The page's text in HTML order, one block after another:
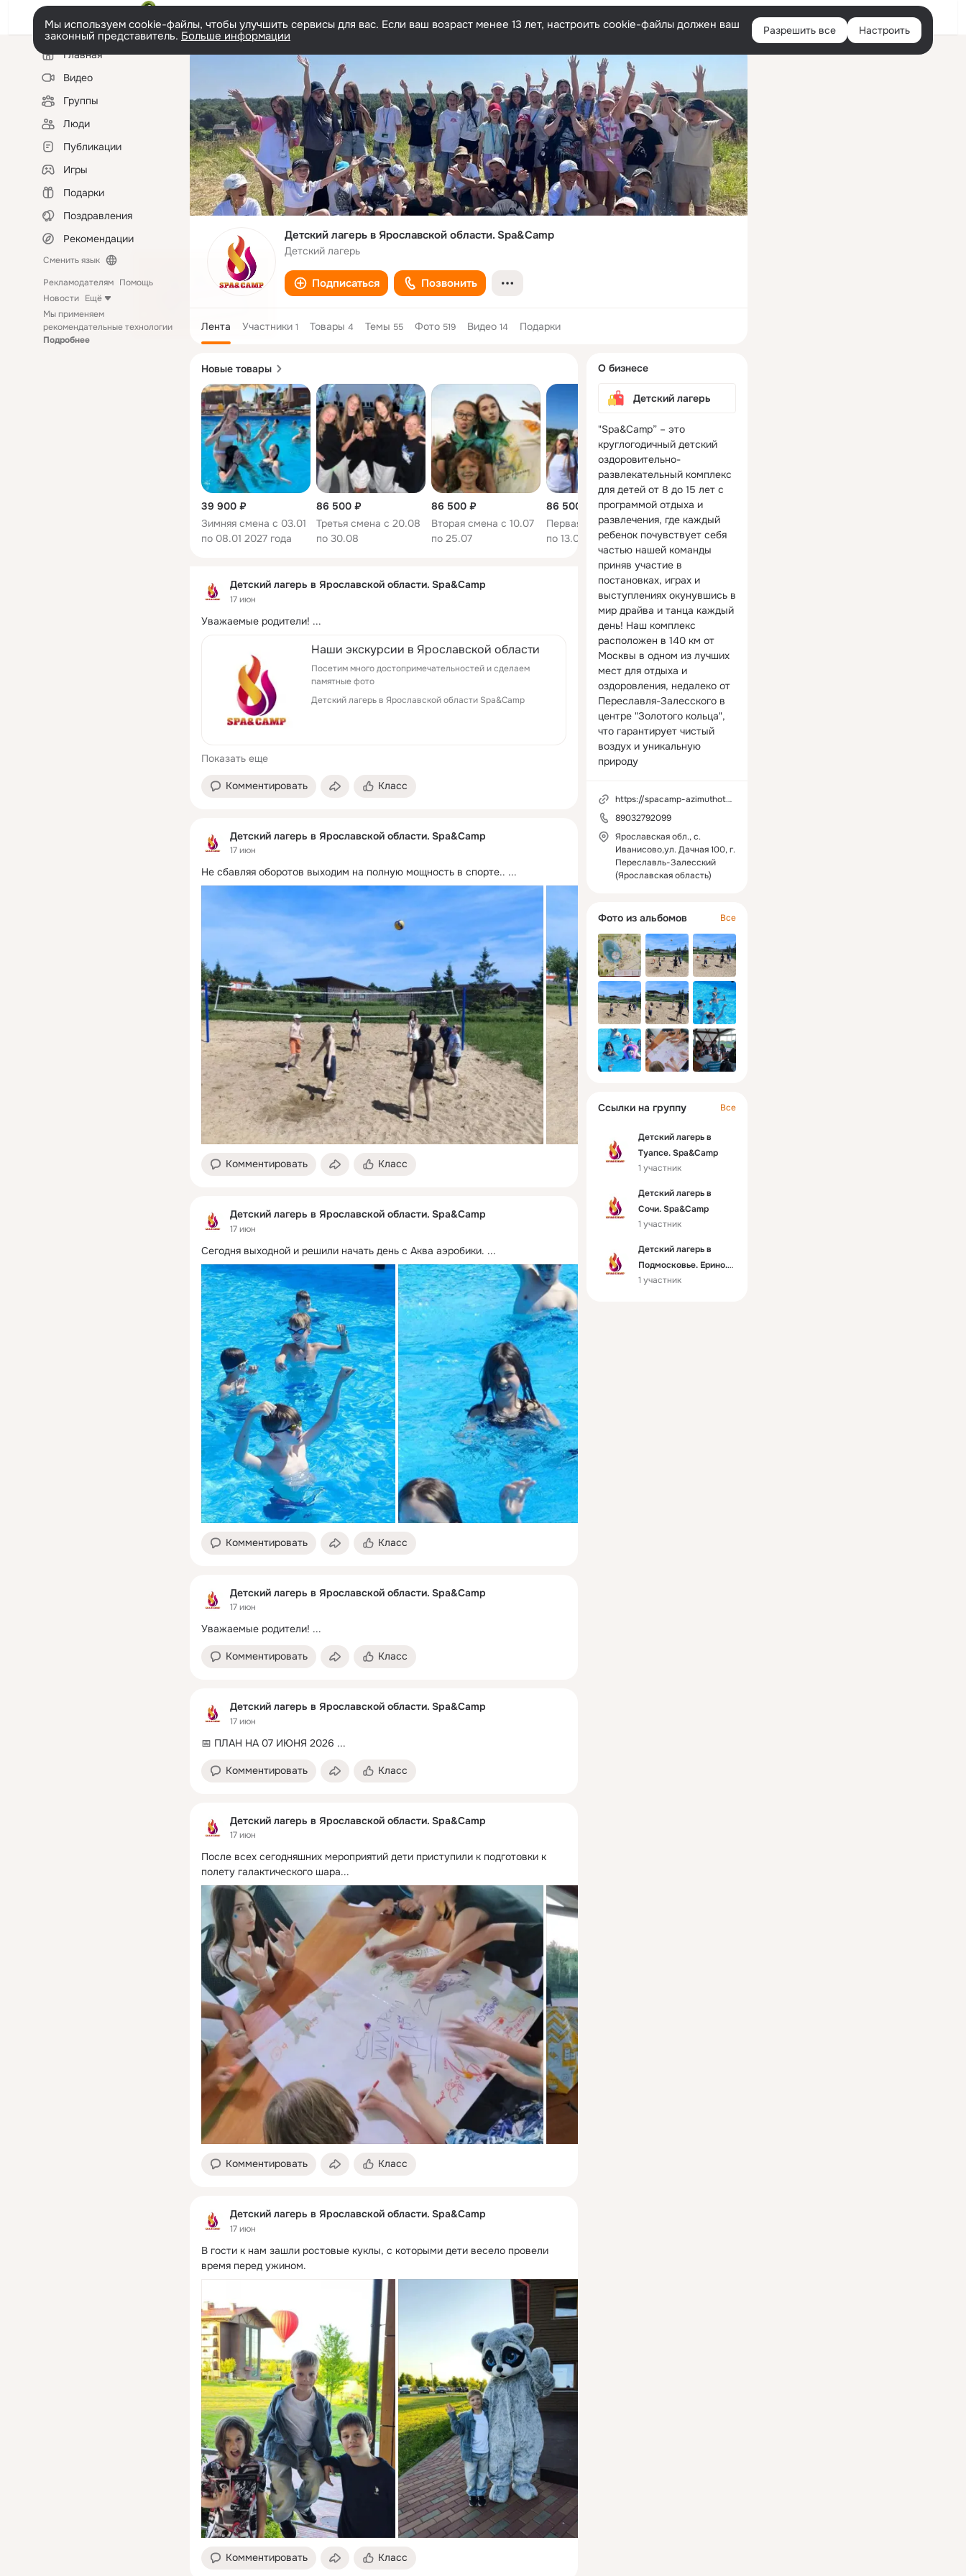
Войти
Мы используем cookie-файлы, чтобы улучшить сервисы для вас. Если ваш возраст менее 13 лет, настроить cookie-файлы должен ваш
законный представитель. Больше информации Разрешить все Настроить
Левая
колонкаГлавная
Видео
Группы
Люди
Публикации
Игры
Подарки
Поздравления
Рекомендации
Сменить язык
Рекламодателям Помощь
Новости Ещё
Мы применяем
рекомендательные технологии
Подробнее
Детский лагерь в Ярославской области. Spa&Camp
Детский лагерь
Подписаться Позвонить
Лента Участники 1 Товары 4 Темы 55 Фото 519 Видео 14 Подарки
Новые товары
39 900 ₽
Зимняя смена с 03.01
по 08.01 2027 года
86 500 ₽
Третья смена с 20.08
по 30.08
86 500 ₽
Вторая смена с 10.07
по 25.07
86 500 ₽
Первая смена с 01.06
по 13.06
Детский лагерь в Ярославской области. Spa&Camp
17 июн
Уважаемые родители! ...
Наши экскурсии в Ярославской области
Посетим много достопримечательностей и сделаем
памятные фото
Детский лагерь в Ярославской области Spa&Camp
Показать еще
Комментировать Класс
Детский лагерь в Ярославской области. Spa&Camp
17 июн
Не сбавляя оборотов выходим на полную мощность в спорте.. ...
Комментировать Класс
Детский лагерь в Ярославской области. Spa&Camp
17 июн
Сегодня выходной и решили начать день с Аква аэробики. ...
Комментировать Класс
Детский лагерь в Ярославской области. Spa&Camp
17 июн
Уважаемые родители! ...
Комментировать Класс
Детский лагерь в Ярославской области. Spa&Camp
17 июн
📅 ПЛАН НА 07 ИЮНЯ 2026 ...
Комментировать Класс
Детский лагерь в Ярославской области. Spa&Camp
17 июн
После всех сегодняшних мероприятий дети приступили к подготовки к
полету галактического шара...
Комментировать Класс
Детский лагерь в Ярославской области. Spa&Camp
17 июн
В гости к нам зашли ростовые куклы, с которыми дети весело провели
время перед ужином.
Комментировать Класс
колонка
О бизнесе
Детский лагерь
"Spa&Camp” – это
круглогодичный детский
оздоровительно-
развлекательный комплекс
для детей от 8 до 15 лет с
программой отдыха и
развлечения, где каждый
ребенок почувствует себя
частью нашей команды
приняв участие в
постановках, играх и
выступлениях окунувшись в
мир драйва и танца каждый
день! Наш комплекс
расположен в 140 км от
Москвы в одном из лучших
мест для отдыха и
оздоровления, недалеко от
Переславля-Залесского в
центре "Золотого кольца",
что гарантирует чистый
воздух и уникальную
природу
https://spacamp-azimuthotel.ru/
89032792099
Ярославская обл., с.
Иванисово,ул. Дачная 100, г.
Переславль-Залесский
(Ярославская область)
Фото из альбомов Все
Ссылки на группу Все
Детский лагерь в
Туапсе. Spa&Camp
1 участник
Детский лагерь в
Сочи. Spa&Camp
1 участник
Детский лагерь в
Подмосковье. Ерино.
Spa&Camp
1 участник